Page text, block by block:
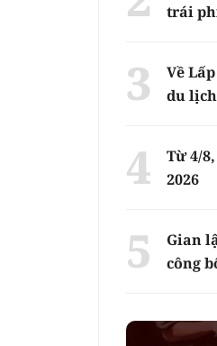
trái
Về
du
Từ 4/
2026
Gian
công